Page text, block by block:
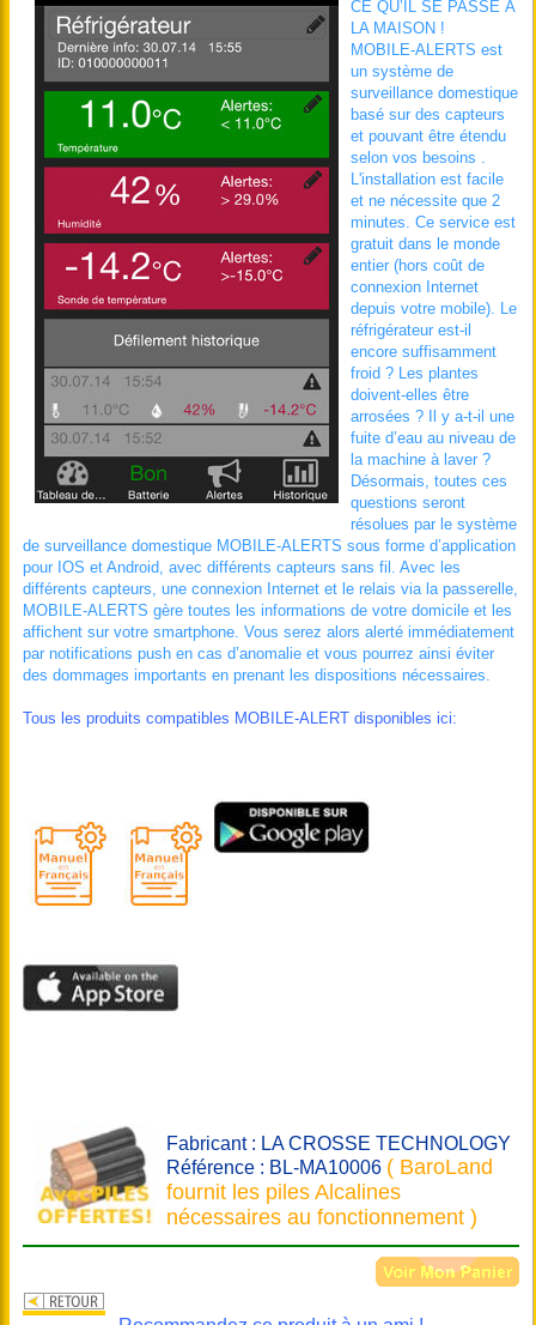
CE QU’IL SE PASSE À
LA MAISON !
MOBILE-ALERTS est
un système de
surveillance domestique
basé sur des capteurs
et pouvant être étendu
selon vos besoins .
L'installation est facile
et ne nécessite que 2
minutes. Ce service est
gratuit dans le monde
entier (hors coût de
connexion Internet
depuis votre mobile). Le
réfrigérateur est-il
encore suffisamment
froid ? Les plantes
doivent-elles être
arrosées ? Il y a-t-il une
fuite d’eau au niveau de
la machine à laver ?
Désormais, toutes ces
questions seront
résolues par le système
de surveillance domestique MOBILE-ALERTS sous forme d’application
pour IOS et Android, avec différents capteurs sans fil. Avec les
différents capteurs, une connexion Internet et le relais via la passerelle,
MOBILE-ALERTS gère toutes les informations de votre domicile et les
affichent sur votre smartphone. Vous serez alors alerté immédiatement
par notifications push en cas d’anomalie et vous pourrez ainsi éviter
des dommages importants en prenant les dispositions nécessaires.
Tous les produits compatibles MOBILE-ALERT disponibles ici:
Fabricant : LA CROSSE TECHNOLOGY
Référence : BL-MA10006 ( BaroLand
fournit les piles Alcalines
nécessaires au fonctionnement )